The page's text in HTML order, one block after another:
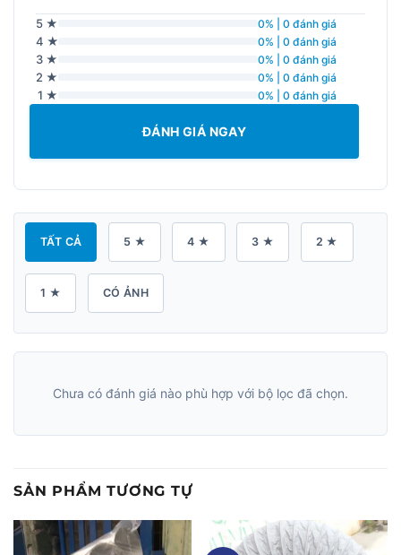
5 ★ 0% | 0 đánh giá
4 ★ 0% | 0 đánh giá
3 ★ 0% | 0 đánh giá
2 ★ 0% | 0 đánh giá
1 ★ 0% | 0 đánh giá
ĐÁNH GIÁ NGAY
TẤT CẢ 5 ★ 4 ★ 3 ★ 2 ★
1 ★ CÓ ẢNH
Chưa có đánh giá nào phù hợp với bộ lọc đã chọn.
SẢN PHẨM TƯƠNG TỰ